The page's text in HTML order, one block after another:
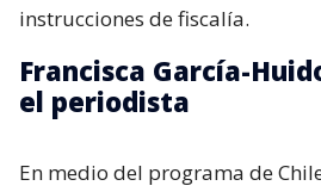
instrucciones de fiscalía.
Francisca García-
el periodista
En medio del programa de